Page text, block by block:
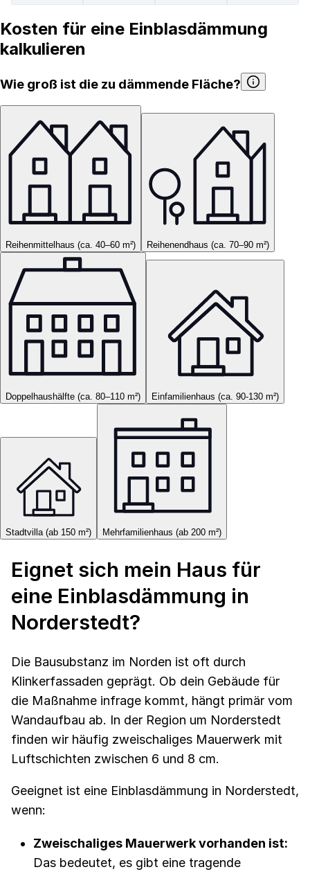
Kosten für eine Einblasdämmung
kalkulieren
Wie groß ist die zu dämmende Fläche?
Reihenmittelhaus (ca. 40–60 m²) Reihenendhaus (ca. 70–90 m²)
Doppelhaushälfte (ca. 80–110 m²) Einfamilienhaus (ca. 90-130 m²)
Stadtvilla (ab 150 m²) Mehrfamilienhaus (ab 200 m²)
Eignet sich mein Haus für
eine Einblasdämmung in
Norderstedt?
Die Bausubstanz im Norden ist oft durch
Klinkerfassaden geprägt. Ob dein Gebäude für
die Maßnahme infrage kommt, hängt primär vom
Wandaufbau ab. In der Region um Norderstedt
finden wir häufig zweischaliges Mauerwerk mit
Luftschichten zwischen 6 und 8 cm.
Geeignet ist eine Einblasdämmung in Norderstedt,
wenn:
Zweischaliges Mauerwerk vorhanden ist:
Das bedeutet, es gibt eine tragende